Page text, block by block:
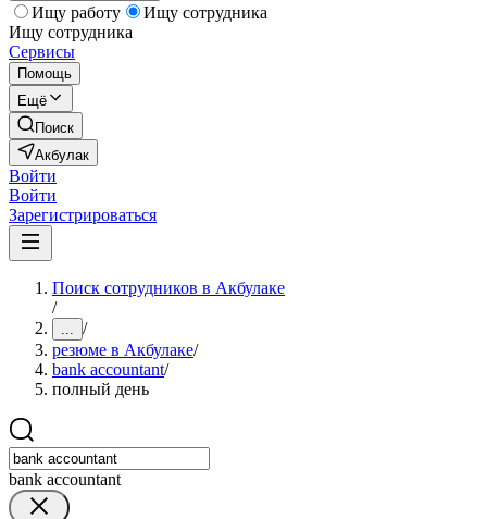
Ищу работу
Ищу сотрудника
Ищу сотрудника
Сервисы
Помощь
Ещё
Поиск
Акбулак
Войти
Войти
Зарегистрироваться
Поиск сотрудников в Акбулаке
/
... /
резюме в Акбулаке/
bank accountant/
полный день
bank accountant